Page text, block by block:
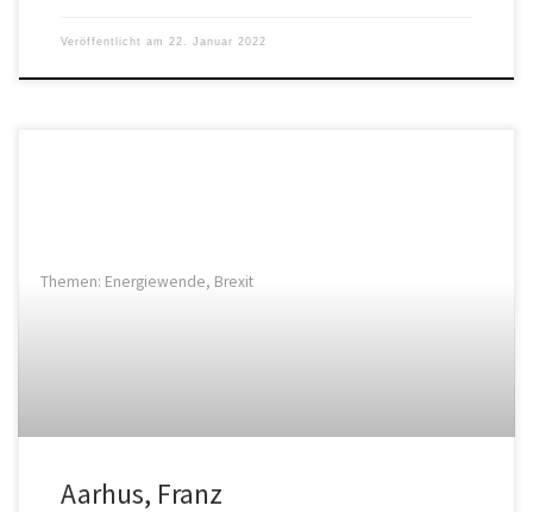
Veröffentlicht am 22. Januar 2022
Themen: Energiewende, Brexit
Aarhus, Franz